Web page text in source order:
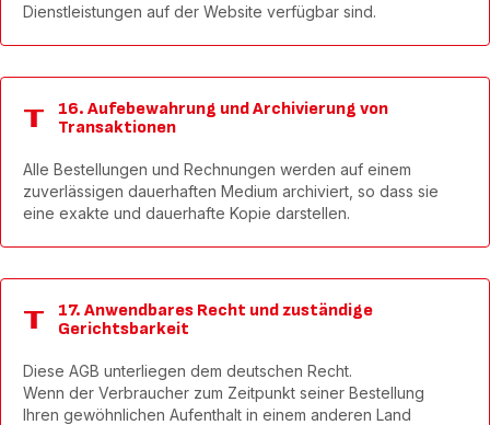
Dienstleistungen auf der Website verfügbar sind.
16. Aufebewahrung und Archivierung von
Transaktionen
Alle Bestellungen und Rechnungen werden auf einem
zuverlässigen dauerhaften Medium archiviert, so dass sie
eine exakte und dauerhafte Kopie darstellen.
17. Anwendbares Recht und zuständige
Gerichtsbarkeit
Diese AGB unterliegen dem deutschen Recht.
Wenn der Verbraucher zum Zeitpunkt seiner Bestellung
Ihren gewöhnlichen Aufenthalt in einem anderen Land